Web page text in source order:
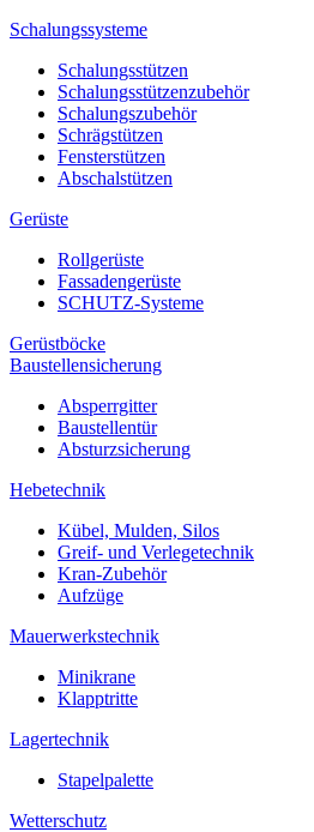
Schalungssysteme
Schalungsstützen
Schalungsstützenzubehör
Schalungszubehör
Schrägstützen
Fensterstützen
Abschalstützen
Gerüste
Rollgerüste
Fassadengerüste
SCHUTZ-Systeme
Gerüstböcke
Baustellensicherung
Absperrgitter
Baustellentür
Absturzsicherung
Hebetechnik
Kübel, Mulden, Silos
Greif- und Verlegetechnik
Kran-Zubehör
Aufzüge
Mauerwerkstechnik
Minikrane
Klapptritte
Lagertechnik
Stapelpalette
Wetterschutz